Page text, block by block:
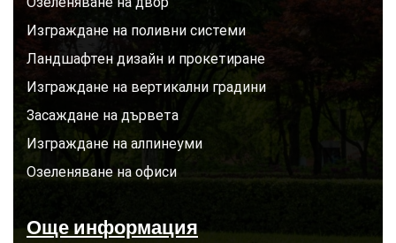
Изграждане на поливни системи
Ландшафтен дизайн и прокетиране
Изграждане на вертикални градини
Засаждане на дървета
Изграждане на алпинеуми
Озеленяване на офиси
Още информация